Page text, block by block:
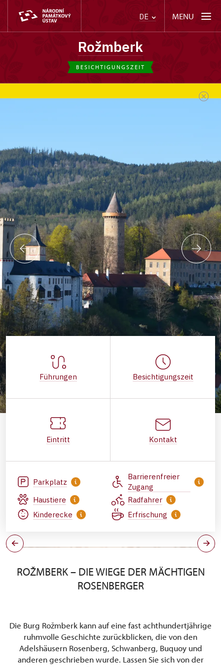
DE MENU
Rožmberk
BESICHTIGUNGSZEIT
Führungen Besichtigungszeit
Eintritt Kontakt
Parkplatz
Barrierenfreier
Zugang
Haustiere
Radfahrer
Kinderecke
Erfrischung
ROŽMBERK – DIE WIEGE DER MÄCHTIGEN
ROSENBERGER
Die Burg Rožmberk kann auf eine fast achthundertjährige
ruhmvolle Geschichte zurückblicken, die von den
Adelshäusern Rosenberg, Schwanberg, Buquoy und
anderen geschrieben wurde. Lassen Sie sich von der